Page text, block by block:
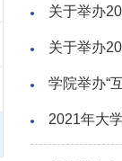
关于举办
关于举办
学院举办“
2021年大